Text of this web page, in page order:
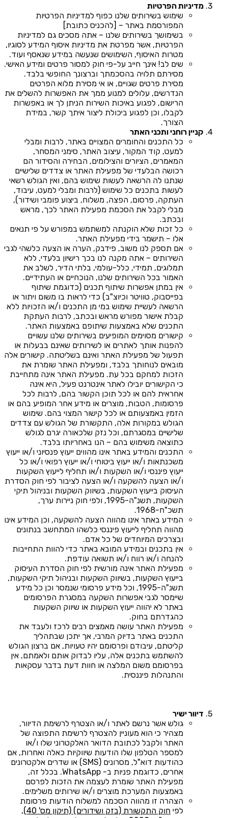
מדיניות הפרטיות
שימוש בשירותים שלנו כפוף למדיניות הפרטיות
המפורסמת באתר – [להכניס כתובת]
בשימושך בשירותים שלנו – אתה מסכים גם למדיניות
הפרטיות, אשר מפרטת את מדיניות איסוף המידע לסוגיו,
מטרות האיסוף, השימושים שנעשה במידע שנאסף ועוד.
שים לב! אינך חייב על-פי חוק למסור פרטים ומידע האישי.
מסירתם תלויה בהסכמתך וברצונך החופשי בלבד.
מסירת פרטים שגויים, או אי מסירת מלוא הפרטים
הנדרשים, עלולים למנוע ממך את האפשרות להשלים את
הרישום, לפגוע באיכות השירות הניתן לך או באפשרות
לקבלו, וכן לפגוע ביכולת ליצור איתך קשר, במידת
הצורך.
קניין רוחני ותכני האתר
כל התכנים והחומרים המצויים באתר, לרבות ומבלי
למעט, קוד המקור, עיצוב האתר, סימני המסחר,
המאמרים, הציורים והצילומים, הבחירה והסידור הם
רכושה הבלעדי של מפעילת האתר או צדדים שלישיים
שנתנו לה הרשאה לעשות שימוש בהם, ואין הגולש רשאי
לעשות בתכנים כל שימוש (לרבות ומבלי למעט, עיבוד,
העתקה, פרסום, הפצה, משלוח, ביצוע פומבי ושידור),
מבלי לקבל את הסכמת מפעילת האתר לכך, מראש
ובכתב.
כל זכות שלא הוקנתה למשתמש במפורש על פי תנאים
אלו – תישמר בידי מפעילת האתר.
אם תספק לנו משוב, פידבק, הערה או הצעה כלשהי לגבי
השירותים – אתה מקנה לנו בכך רישיון בלעדי, ללא
תמלוגים, תמידי, כלל-עולמי, בלתי הדיר, לשלב את
האמור בכל השירותים שלנו, הנוכחיים או העתידיים.
אין במתן אפשרות שיתוף תכנים (כדוגמת שיתוף
בפייסבוק, טוויטר וכיוצ"ב) כדי לראות בו משום ויתור או
הרשאה לעשיית שימוש במי מן התכנים ו/או הזכויות ללא
קבלת אישור מפורש מראש ובכתב, לרבות העתקת
התכנים שלא באמצעות שיתופם באמצעות האתר.
קישורים מסוימים המופיעים בשירותים שלנו עשויים
להפנות אותך לאתרים או לשירותים שאינם בבעלות או
תפעול של מפעילת האתר ואינם בשליטתה. קישורים אלה
מובאים לנוחותך בלבד, ומפעילת האתר שומרת את
הזכות למחקם בכל עת. מפעילת האתר אינה מתחייבת
כי הקישורים יובילו לאתר אינטרנט פעיל, היא אינה
אחראית להם או לכל תוכן הקשור בהם, לרבות לכל
פרסומות, הטבות, מוצרים או מידע אחר המופיע בהם או
הזמין באמצעותם או לכל קישור המצוי בהם. שימוש
הגולש במקורות אלה, התקשורת של הגולש עם צדדים
שלישיים במסגרתם, וכל נזק שלכאורה יגרם לגולש
כתוצאה משימוש בהם – הנו באחריותו בלבד.
התכנים והמידע באתר אינו מהווים ייעוץ פנסיוני ו/או ייעוץ
משכנתאות ו/או ייעוץ ביטוחי ו/או ייעוץ רפואי ו/או כל
ייעוץ פיננסי ו/או השקעות ו/או תחליף לייעוץ השקעות
ו/או הצעה להשקעה ו/או הצעה לציבור לפי חוק הסדרת
העיסוק בייעוץ השקעות, בשיווק השקעות ובניהול תיקי
השקעות, תשנ"ה-1995, ולפי חוק ניירות ערך,
תשכ"ח-1968.
המידע באתר אינו מהווה הצעה להשקעה, וכן המידע אינו
מהווה תחליף לייעוץ פיננסי כלשהו המתחשב בנתונים
ובצרכים המיוחדים של כל אדם.
אין בתכנים ובמידע המובא באתר כדי להוות התחייבות
להנחה ו/או רווח ו/או תשואה עודפת.
מפעילת האתר אינה מורשית לפי חוק הסדרת העיסוק
בייעוץ השקעות, בשיווק השקעות ובניהול תיקי השקעות,
תשנ"ה-1995, וכל מידע פרסומי שנמסר וכן כל מידע
שיימסר לגבי אפשרות השקעה במסגרת הפרסומים
באתר לא יהווה ייעוץ השקעות או שיווק השקעות
כהגדרתם בחוק.
מפעילת האתר עושה מאמצים רבים לרכז ולעבד את
התכנים באתר בדיוק המרבי, אך יתכן שבתהליך
קליטתם, עיבודם ופרסומם יהיו טעויות, אם ברצון הגולש
להשתמש בתכנים אלה, עליו לבדוק אותם ולאמתם, אין
בפרסומם משום המלצה או חוות דעת בדבר עסקאות
והתנהלות פיננסית.
דיוור ישיר
גולש אשר נרשם לאתר ו/או הצטרף לרשימת הדיוור,
מצהיר כי הוא מעוניין להצטרף לרשימת התפוצה של
האתר ולקבל לכתובת הדואר האלקטרוני שלו ו/או
למספר הטלפון שלו הודעות שיווקיות כאלה ואחרות, אם
כהודעות דוא"ל, מסרונים (SMS) או שדרים אלקטרונים
אחרים, כדוגמת פניות ב- WhatsApp. בכלל זה,
מפעילת האתר שומרת לעצמה את הזכות לפרסם
באמצעות המערכת מוצרים ו/או שירותים משלימים.
הצהרה זו מהווה הסכמה למשלוח הודעות פרסומת
לפי
חוק התקשורת (בזק ושידורים) (תיקון מס' 40),